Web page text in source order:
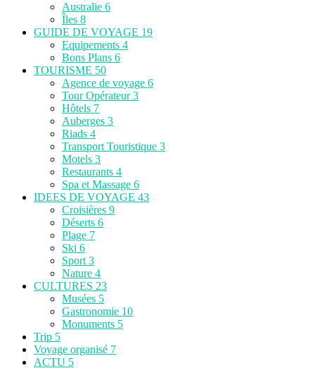
Australie 6
Îles 8
GUIDE DE VOYAGE 19
Equipements 4
Bons Plans 6
TOURISME 50
Agence de voyage 6
Tour Opérateur3
Hôtels 7
Auberges 3
Riads 4
Transport Touristique 3
Motels 3
Restaurants 4
Spa et Massage 6
IDEES DE VOYAGE 43
Croisières 9
Déserts 6
Plage 7
Ski 6
Sport 3
Nature 4
CULTURES 23
Musées 5
Gastronomie 10
Monuments 5
Trip 5
Voyage organisé 7
ACTU 5